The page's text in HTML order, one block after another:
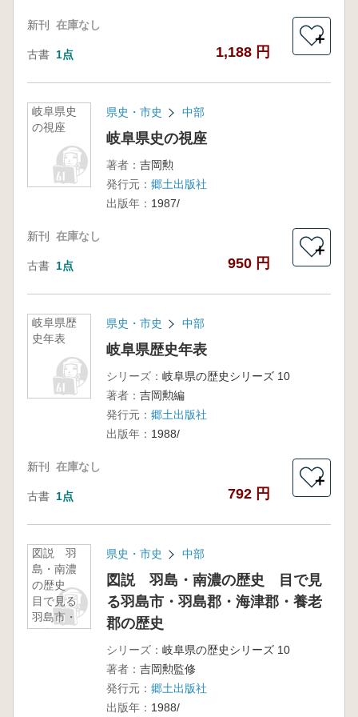
新刊 在庫なし
古書 1点 1,188 円
＋
岐阜県史
の視座
県史・市史 中部
岐阜県史の視座
著者： 吉岡勲
発行元： 郷土出版社
出版年： 1987/
新刊 在庫なし
古書 1点 950 円
＋
岐阜県歴
史年表
県史・市史 中部
岐阜県歴史年表
シリーズ： 岐阜県の歴史シリーズ 10
著者： 吉岡勲編
発行元： 郷土出版社
出版年： 1988/
新刊 在庫なし
古書 1点 792 円
＋
図説 羽
島・南濃
の歴史
目で見る
羽島市・
羽島郡・
県史・市史 中部
図説 羽島・南濃の歴史 目で見
る羽島市・羽島郡・海津郡・養老
郡の歴史
シリーズ： 岐阜県の歴史シリーズ 10
著者： 吉岡勲監修
発行元： 郷土出版社
出版年： 1988/